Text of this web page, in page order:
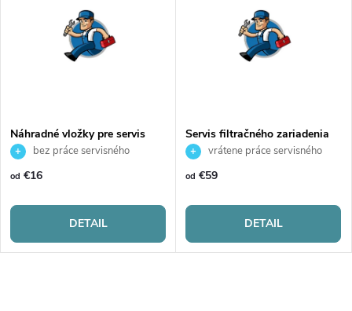
Náhradné vložky pre servis
filtračného zariadenia
bez práce servisného
technika
od €16
DETAIL
Servis filtračného zariadenia
vrátene práce servisného
technika
od €59
DETAIL